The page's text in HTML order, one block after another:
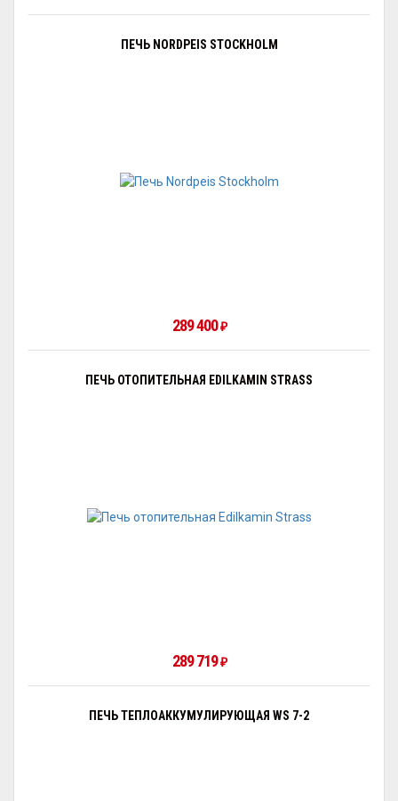
ПЕЧЬ NORDPEIS STOCKHOLM
289 400 ₽
ПЕЧЬ ОТОПИТЕЛЬНАЯ EDILKAMIN STRASS
289 719 ₽
ПЕЧЬ ТЕПЛОАККУМУЛИРУЮЩАЯ WS 7-2